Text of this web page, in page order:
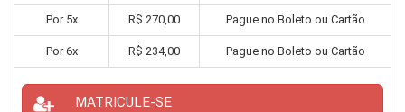
Por 5x R$ 270,00 Pague no Boleto ou Cartão
Por6x R$ 234,00 Pague no Boleto ou Cartão
MATRICULE-SE